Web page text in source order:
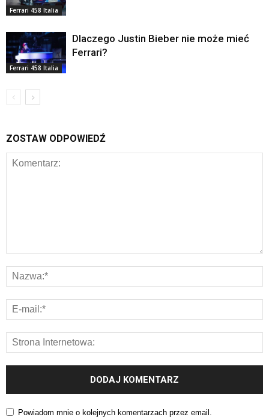
Ferrari 458 Italia
Ferrari 458 Italia
Dlaczego Justin Bieber nie może mieć
Ferrari?
ZOSTAW ODPOWIEDŹ
Powiadom mnie o kolejnych komentarzach przez email.